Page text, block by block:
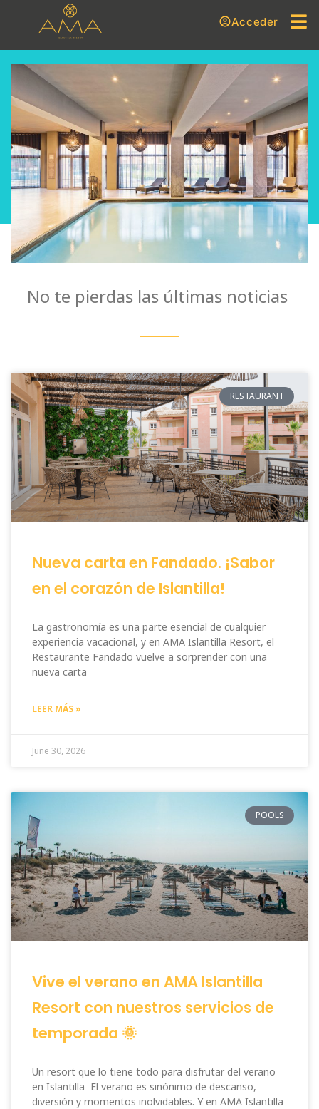
Acceder
No te pierdas las últimas noticias
RESTAURANT
Nueva carta en Fandado. ¡Sabor
en el corazón de Islantilla!
La gastronomía es una parte esencial de cualquier
experiencia vacacional, y en AMA Islantilla Resort, el
Restaurante Fandado vuelve a sorprender con una
nueva carta
LEER MÁS »
June 30, 2026
POOLS
Vive el verano en AMA Islantilla
Resort con nuestros servicios de
temporada 🌞
Un resort que lo tiene todo para disfrutar del verano
en Islantilla El verano es sinónimo de descanso,
diversión y momentos inolvidables. Y en AMA Islantilla